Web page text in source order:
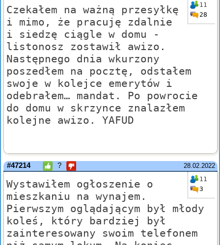
11
28
Czekałem na ważną przesyłkę
i mimo, że pracuję zdalnie
i siedzę ciągle w domu -
listonosz zostawił awizo.
Następnego dnia wkurzony
poszedłem na pocztę, odstałem
swoje w kolejce emerytów i
odebrałem… mandat. Po powrocie
do domu w skrzynce znalazłem
kolejne awizo. YAFUD
28.02.2022
#47214 ?
11
3
Wystawiłem ogłoszenie o
mieszkaniu na wynajem.
Pierwszym oglądającym był młody
koleś, który bardziej był
zainteresowany swoim telefonem